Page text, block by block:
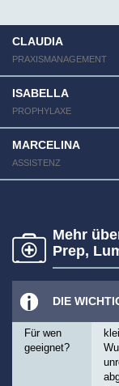
CLAUDIA
PRAXISMANAGEMENT
ISABELLA
PROPHYLAXE
MARCELINA
ASSISTENZ
Mehr
Prep,
DIE
Für wen
geeignet?